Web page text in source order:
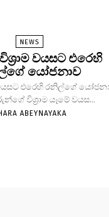
NEWS
වයසට එරෙහි
යෝජනාව
එරෙහි රනිල්ගේ
විශ්‍රාම යෑමේ වයස...
ABEYNAYAKA